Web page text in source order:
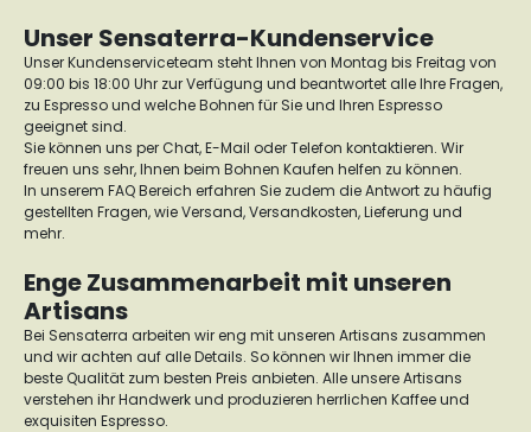
Unser Sensaterra-Kundenservice
Unser Kundenserviceteam steht Ihnen von Montag bis Freitag von
09:00 bis 18:00 Uhr zur Verfügung und beantwortet alle Ihre Fragen,
zu Espresso und welche Bohnen für Sie und Ihren Espresso
geeignet sind.
Sie können uns per Chat, E-Mail oder Telefon kontaktieren. Wir
freuen uns sehr, Ihnen beim Bohnen Kaufen helfen zu können.
In unserem FAQ Bereich erfahren Sie zudem die Antwort zu häufig
gestellten Fragen, wie Versand, Versandkosten, Lieferung und
mehr.
Enge Zusammenarbeit mit unseren
Artisans
Bei Sensaterra arbeiten wir eng mit unseren Artisans zusammen
und wir achten auf alle Details. So können wir Ihnen immer die
beste Qualität zum besten Preis anbieten. Alle unsere Artisans
verstehen ihr Handwerk und produzieren herrlichen Kaffee und
exquisiten Espresso.